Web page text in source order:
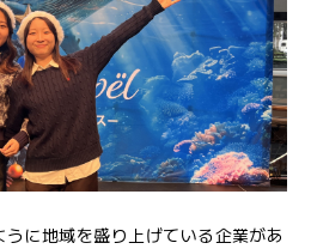
に地域を盛り上げている企業があ